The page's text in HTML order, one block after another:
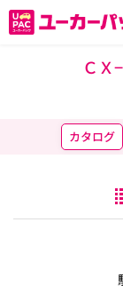
ＣＸ
カタログ